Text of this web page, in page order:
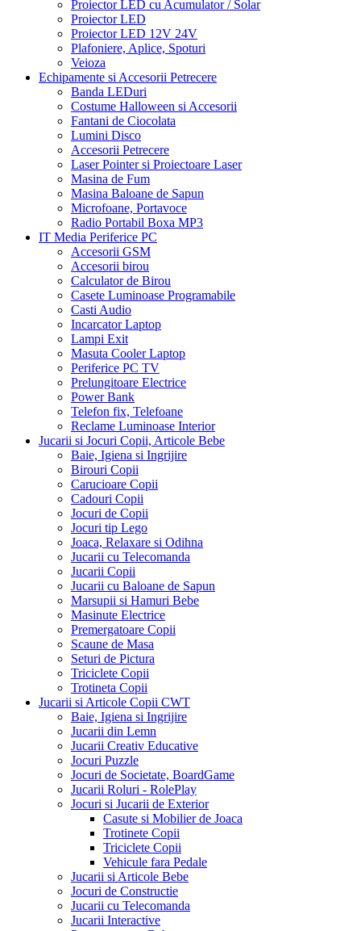
Proiector LED cu Acumulator / Solar
Proiector LED
Proiector LED 12V 24V
Plafoniere, Aplice, Spoturi
Veioza
Echipamente si Accesorii Petrecere
Banda LEDuri
Costume Halloween si Accesorii
Fantani de Ciocolata
Lumini Disco
Accesorii Petrecere
Laser Pointer si Proiectoare Laser
Masina de Fum
Masina Baloane de Sapun
Microfoane, Portavoce
Radio Portabil Boxa MP3
IT Media Periferice PC
Accesorii GSM
Accesorii birou
Calculator de Birou
Casete Luminoase Programabile
Casti Audio
Incarcator Laptop
Lampi Exit
Masuta Cooler Laptop
Periferice PC TV
Prelungitoare Electrice
Power Bank
Telefon fix, Telefoane
Reclame Luminoase Interior
Jucarii si Jocuri Copii, Articole Bebe
Baie, Igiena si Ingrijire
Birouri Copii
Carucioare Copii
Cadouri Copii
Jocuri de Copii
Jocuri tip Lego
Joaca, Relaxare si Odihna
Jucarii cu Telecomanda
Jucarii Copii
Jucarii cu Baloane de Sapun
Marsupii si Hamuri Bebe
Masinute Electrice
Premergatoare Copii
Scaune de Masa
Seturi de Pictura
Triciclete Copii
Trotineta Copii
Jucarii si Articole Copii CWT
Baie, Igiena si Ingrijire
Jucarii din Lemn
Jucarii Creativ Educative
Jocuri Puzzle
Jocuri de Societate, BoardGame
Jucarii Roluri - RolePlay
Jocuri si Jucarii de Exterior
Casute si Mobilier de Joaca
Trotinete Copii
Triciclete Copii
Vehicule fara Pedale
Jucarii si Articole Bebe
Jocuri de Constructie
Jucarii cu Telecomanda
Jucarii Interactive